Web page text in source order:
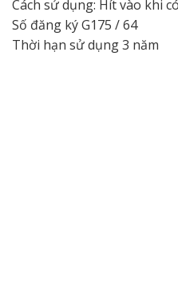
Cách sử dụng: Hít vào khi
Số đăng ký G175 / 64
Thời hạn sử dụng 3 năm